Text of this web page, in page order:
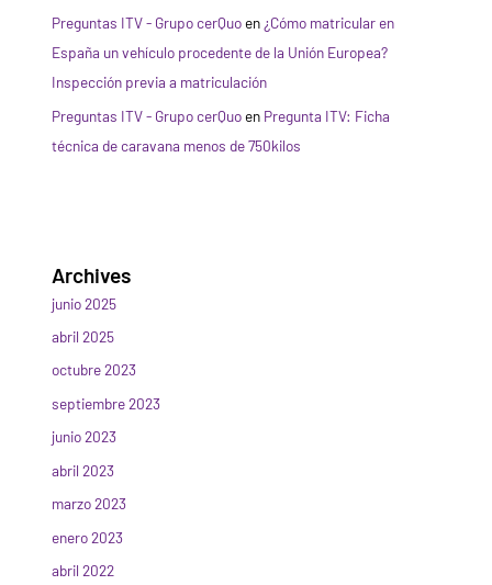
Preguntas ITV - Grupo cerQuoen ¿Cómo matricular en
España un vehículo procedente de la Unión Europea?
Inspección previa a matriculación
Preguntas ITV - Grupo cerQuoen Pregunta ITV: Ficha
técnica de caravana menos de 750kilos
Archives
junio 2025
abril 2025
octubre 2023
septiembre 2023
junio 2023
abril 2023
marzo 2023
enero 2023
abril 2022